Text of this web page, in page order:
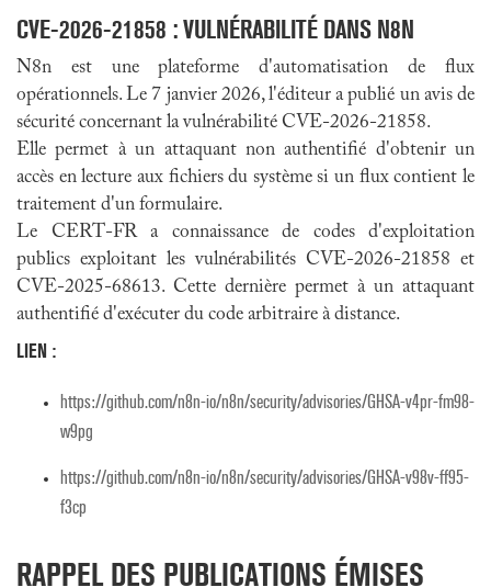
CVE-2026-21858 : VULNÉRABILITÉ DANS N8N
N8n est une plateforme d'automatisation de flux
opérationnels. Le 7 janvier 2026, l'éditeur a publié un avis de
sécurité concernant la vulnérabilité CVE-2026-21858.
Elle permet à un attaquant non authentifié d'obtenir un
accès en lecture aux fichiers du système si un flux contient le
traitement d'un formulaire.
Le CERT-FR a connaissance de codes d'exploitation
publics exploitant les vulnérabilités CVE-2026-21858 et
CVE-2025-68613. Cette dernière permet à un attaquant
authentifié d'exécuter du code arbitraire à distance.
LIEN :
https://github.com/n8n-io/n8n/security/advisories/GHSA-v4pr-fm98-
w9pg
https://github.com/n8n-io/n8n/security/advisories/GHSA-v98v-ff95-
f3cp
RAPPEL DES PUBLICATIONS ÉMISES